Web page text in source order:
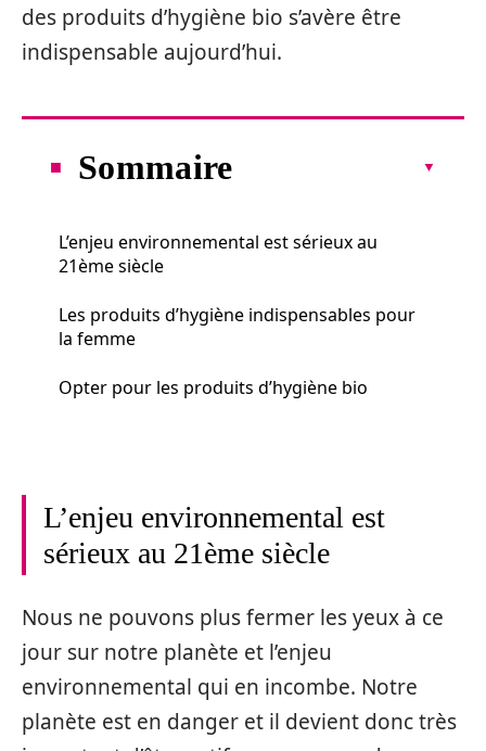
des produits d’hygiène bio s’avère être
indispensable aujourd’hui.
Sommaire
L’enjeu environnemental est sérieux au
21ème siècle
Les produits d’hygiène indispensables pour
la femme
Opter pour les produits d’hygiène bio
L’enjeu environnemental est
sérieux au 21ème siècle
Nous ne pouvons plus fermer les yeux à ce
jour sur notre planète et l’enjeu
environnemental qui en incombe. Notre
planète est en danger et il devient donc très